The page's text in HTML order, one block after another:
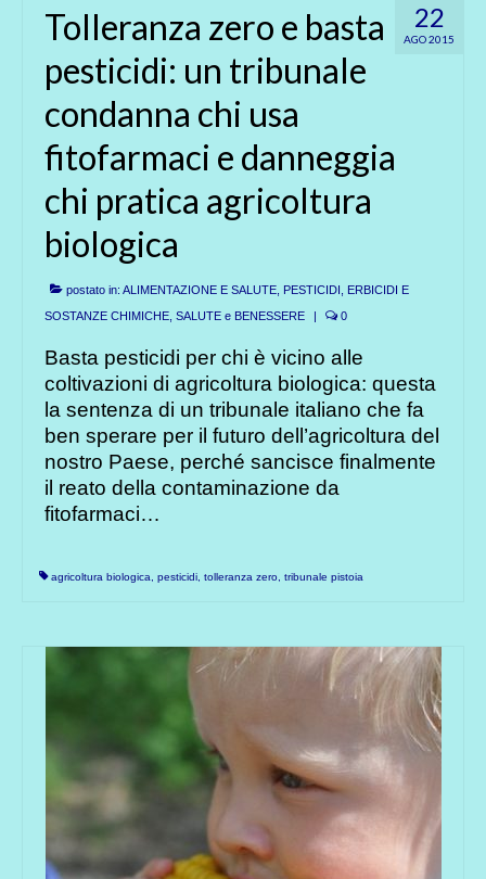
22
AGO 2015
Tolleranza zero e basta
pesticidi: un tribunale
condanna chi usa
fitofarmaci e danneggia
chi pratica agricoltura
biologica
postato in: ALIMENTAZIONE E SALUTE PESTICIDI, ERBICIDI E
SOSTANZE CHIMICHE SALUTE e BENESSERE | 0
Basta pesticidi per chi è vicino alle
coltivazioni di agricoltura biologica: questa
la sentenza di un tribunale italiano che fa
ben sperare per il futuro dell’agricoltura del
nostro Paese, perché sancisce finalmente
il reato della contaminazione da
fitofarmaci…
agricoltura biologica pesticidi tolleranza zero tribunale pistoia